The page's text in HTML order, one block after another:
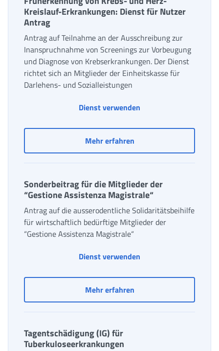
Kreislauf-Erkrankungen: Dienst für Nutzer
Antrag
Antrag auf Teilnahme an der Ausschreibung zur
Inanspruchnahme von Screenings zur Vorbeugung
und Diagnose von Krebserkrankungen. Der Dienst
richtet sich an Mitglieder der Einheitskasse für
Darlehens- und Sozialleistungen
Dienst verwenden
Mehr erfahrenScreening zur
Sonderbeitrag für die Mitglieder der
“Gestione Assistenza Magistrale“
Antrag auf die ausserodentliche Solidaritätsbeihilfe
für wirtschaftlich bedürftige Mitglieder der
“Gestione Assistenza Magistrale“
Dienst verwenden
Mehr erfahrenSonderbeitrag für die
Tagentschädigung (IG) für
Tuberkuloseerkrankungen